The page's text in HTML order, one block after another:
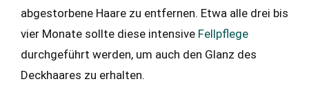
abgestorbene Haare zu entfernen. Etwa alle drei bis
vier Monate sollte diese intensive Fellpflege
durchgeführt werden, um auch den Glanz des
Deckhaares zu erhalten.